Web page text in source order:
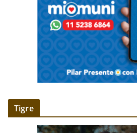
Tigre